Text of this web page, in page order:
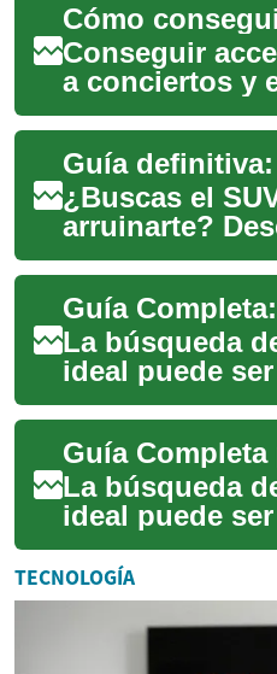
Conseguir
a conciertos y
exige una
planificación,
platafor...
¿Buscas el
arruinarte?
estrategias de
para navegar
mercado act...
La búsqueda
ideal puede
desafiante,
cuando se
las mejore...
La búsqueda
ideal puede
especialmente
trata de
ofertas. ...
TECNOLOGÍA